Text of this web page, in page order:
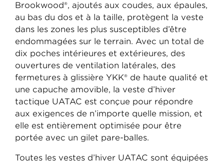
Brookwood®, ajoutés aux coudes, aux épaules,
au bas du dos et à la taille, protègent la veste
dans les zones les plus susceptibles d’être
endommagées sur le terrain. Avec un total de
dix poches intérieures et extérieures, des
ouvertures de ventilation latérales, des
fermetures à glissière YKK® de haute qualité et
une capuche amovible, la veste d’hiver
tactique UATAC est conçue pour répondre
aux exigences de n’importe quelle mission, et
elle est entièrement optimisée pour être
portée avec un gilet pare-balles.
Toutes les vestes d’hiver UATAC sont équipées